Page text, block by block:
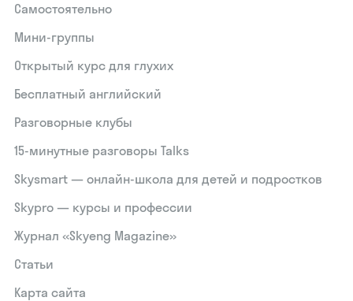
Самостоятельно
Мини-группы
Открытый курс для глухих
Бесплатный английский
Разговорные клубы
15‑минутные разговоры Talks
Skysmart — онлайн-школа для детей и подростков
Skypro — курсы и профессии
Журнал «Skyeng Magazine»
Статьи
Карта сайта